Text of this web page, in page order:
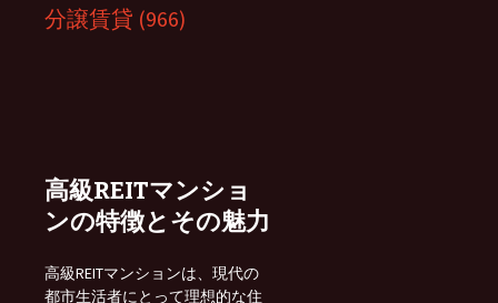
分譲賃貸 (966)
高級REITマンショ
ンの特徴とその魅力
高級REITマンションは、現代の
都市生活者にとって理想的な住